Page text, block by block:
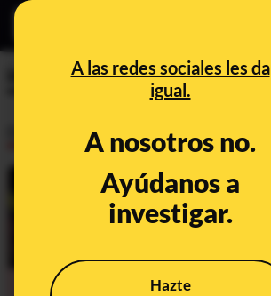
A las redes sociales les da
igual.
A nosotros no.
Ayúdanos a
investigar.
Hazte
imágenes sexuales